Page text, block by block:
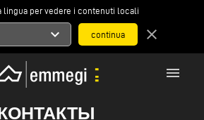
lingua per vedere i contenuti locali
expand_more close
menu